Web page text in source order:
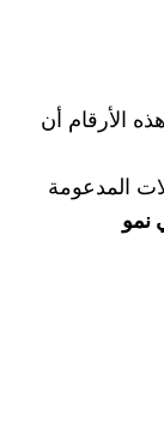
المدعومة
نمو